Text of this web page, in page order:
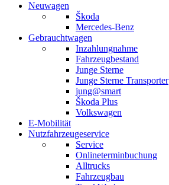
Neuwagen
Škoda
Mercedes-Benz
Gebrauchtwagen
Inzahlungnahme
Fahrzeugbestand
Junge Sterne
Junge Sterne Transporter
jung@smart
Škoda Plus
Volkswagen
E-Mobilität
Nutzfahrzeugeservice
Service
Onlineterminbuchung
Alltrucks
Fahrzeugbau